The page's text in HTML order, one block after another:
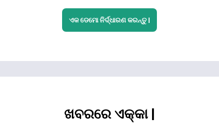
ଏକ ଡେମୋ ନିର୍ଦ୍ଧାରଣ କରନ୍ତୁ |
ଖବରରେ ଏକ୍କା |